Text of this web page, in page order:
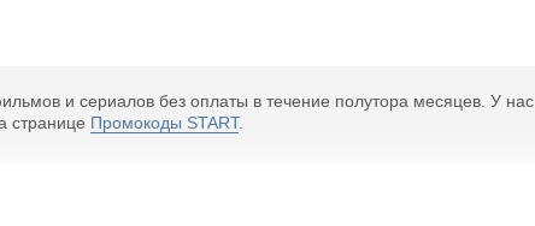
и сериалов без оплаты в течение полутора месяцев. У нас
странице Промокоды START.